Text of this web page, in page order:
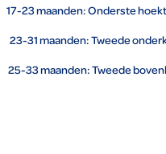
17-23 maanden: Onderste
23-31 maanden: Tweede
25-33 maanden: Tweede